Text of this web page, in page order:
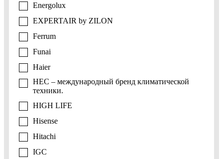
Energolux
EXPERTAIR by ZILON
Ferrum
Funai
Haier
HEC – международный бренд климатической
техники.
HIGH LIFE
Hisense
Hitachi
IGC